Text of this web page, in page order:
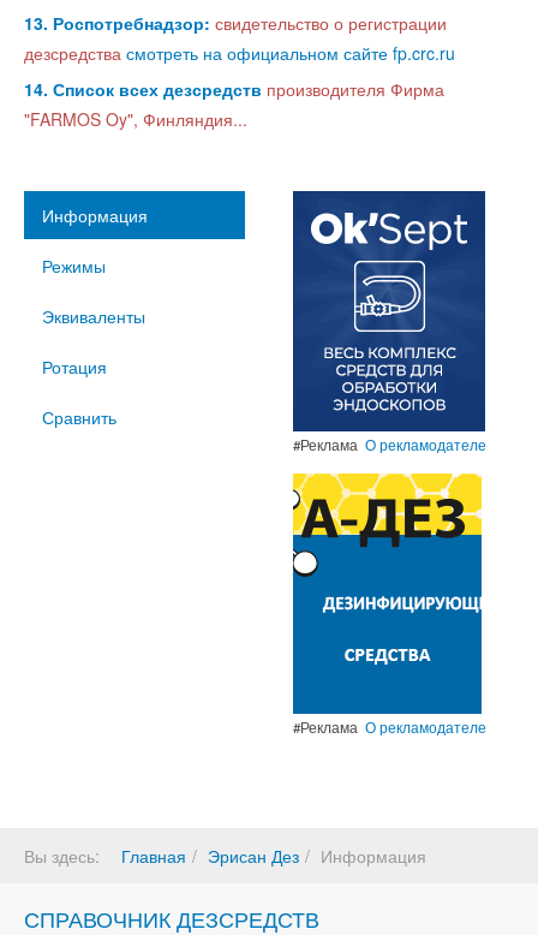
13. Роспотребнадзор: свидетельство о регистрации
дезсредства смотреть на официальном сайте fp.crc.ru
14. Список всех дезсредств производителя Фирма
"FARMOS Oy", Финляндия...
Информация
Режимы
Эквиваленты
Ротация
Сравнить
#Реклама О рекламодателе
#Реклама О рекламодателе
Вы здесь: Главная Эрисан Дез Информация
СПРАВОЧНИК ДЕЗСРЕДСТВ